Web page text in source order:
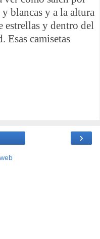
blancas y a la altura
estrellas y dentro del
Esas camisetas
›